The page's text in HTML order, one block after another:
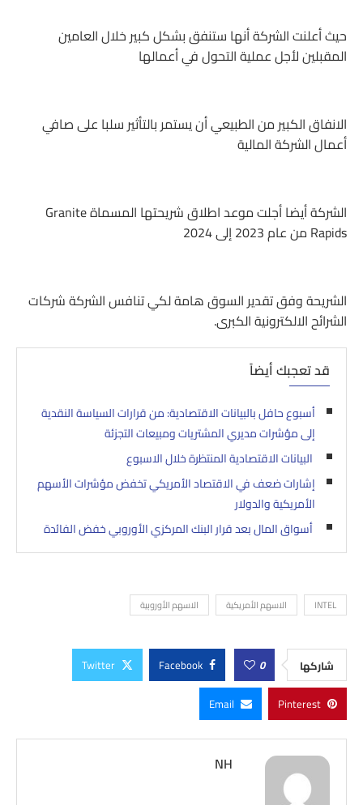
حيث أعلنت الشركة أنها ستنفق بشكل كبير خلال العامين
المقبلين لأجل عملية التحول في أعمالها
الانفاق الكبير من الطبيعي أن يستمر بالتأثير سلبا على صافي
أعمال الشركة المالية
الشركة أيضا أجلت موعد اطلاق شريحتها المسماة Granite
Rapids من عام 2023 إلى 2024
الشريحة وفق تقدير السوق هامة لكي تنافس الشركة شركات
الشرائح الالكترونية الكبرى.
قد تعجبك أيضاً
أسبوع حافل بالبيانات الاقتصادية: من قرارات السياسة النقدية
إلى مؤشرات مديري المشتريات ومبيعات التجزئة
البيانات الاقتصادية المنتظرة خلال الاسبوع
إشارات ضعف في الاقتصاد الأمريكي تخفض مؤشرات الأسهم
الأمريكية والدولار
أسواق المال بعد قرار البنك المركزي الأوروبي خفض الفائدة
INTEL الاسهم الأمريكية الاسهم الأوروبية
شاركها 0
Facebook
Twitter
Pinterest
Email
NH